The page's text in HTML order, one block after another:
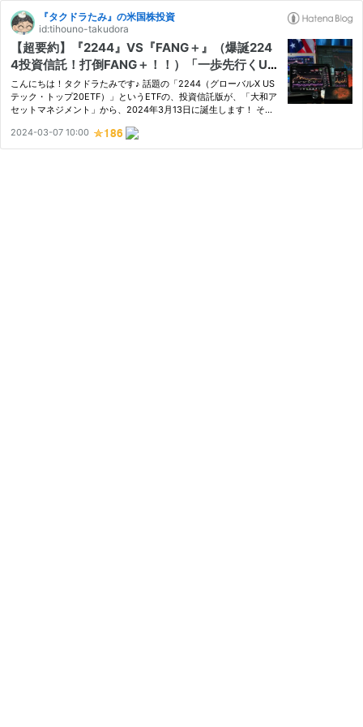
『タクドラたみ』の米国株投資
id:tihouno-takudora
【超要約】『2244』VS『FANG＋』（爆誕224
4投資信託！打倒FANG＋！！）「一歩先行くUS
テック・トップ20インデックス」
こんにちは！タクドラたみです♪ 話題の「2244（グローバルX US
テック・トップ20ETF）」というETFの、投資信託版が、「大和ア
セットマネジメント」から、2024年3月13日に誕生します！ その
なみに「2244」とは「グローバルX US テック・トップ20ETF」の
証券コ…
2024-03-07 10:00